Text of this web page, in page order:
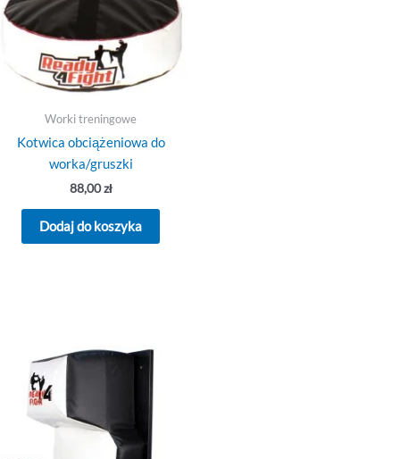
Worki treningowe
Kotwica obciążeniowa do
worka/gruszki
88,00zł
Dodaj do koszyka